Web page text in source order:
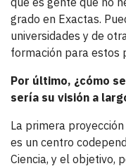
grado en Exactas.
universidades y de
formación para estos
Por último, ¿cómo
sería su visión a
La primera
es un centro
Ciencia, y el objetivo,